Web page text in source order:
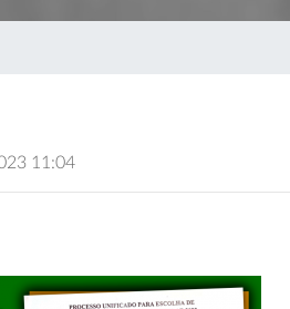
11:04